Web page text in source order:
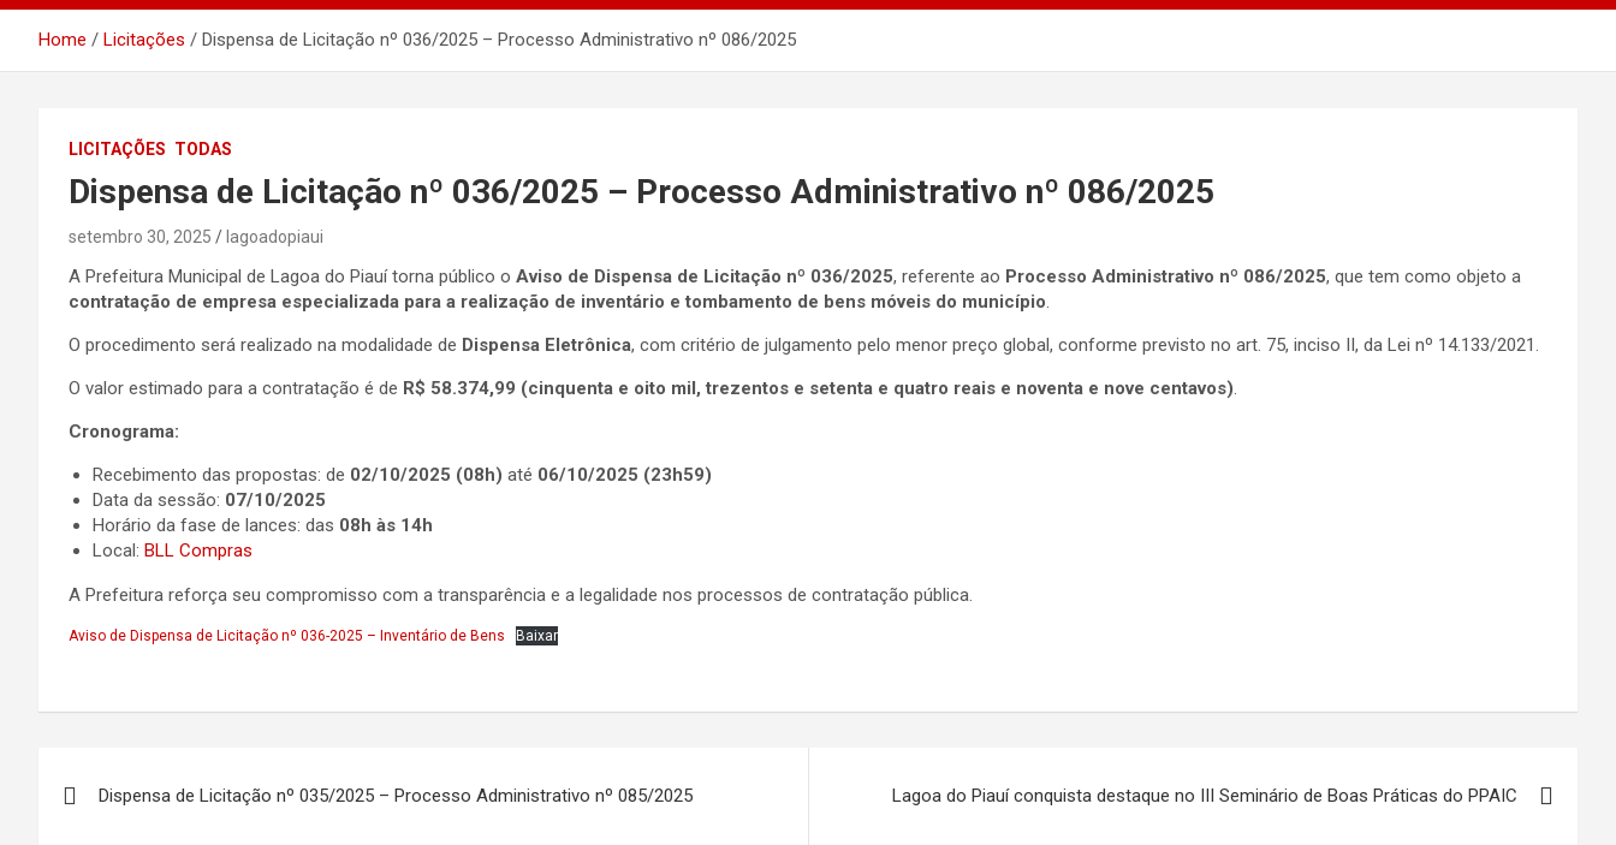
Home Licitações Dispensa de Licitação nº 036/2025 – Processo Administrativo nº 086/2025
LICITAÇÕES TODAS
Dispensa de Licitação nº 036/2025 – Processo Administrativo nº 086/2025
setembro 30, 2025 lagoadopiaui
A Prefeitura Municipal de Lagoa do Piauí torna público o Aviso de Dispensa de Licitação nº 036/2025, referente ao Processo Administrativo nº 086/2025, que tem como objeto a
contratação de empresa especializada para a realização de inventário e tombamento de bens móveis do município.
O procedimento será realizado na modalidade de Dispensa Eletrônica, com critério de julgamento pelo menor preço global, conforme previsto no art. 75, inciso II, da Lei nº 14.133/2021.
O valor estimado para a contratação é de R$ 58.374,99 (cinquenta e oito mil, trezentos e setenta e quatro reais e noventa e nove centavos).
Cronograma:
Recebimento das propostas: de 02/10/2025 (08h) até 06/10/2025 (23h59)
Data da sessão: 07/10/2025
Horário da fase de lances: das 08h às 14h
Local: BLL Compras
A Prefeitura reforça seu compromisso com a transparência e a legalidade nos processos de contratação pública.
Aviso de Dispensa de Licitação nº 036-2025 – Inventário de Bens Baixar
de
Dispensa de Licitação nº 035/2025 – Processo Administrativo nº 085/2025 Lagoa do Piauí conquista destaque no III Seminário de Boas Práticas do PPAIC